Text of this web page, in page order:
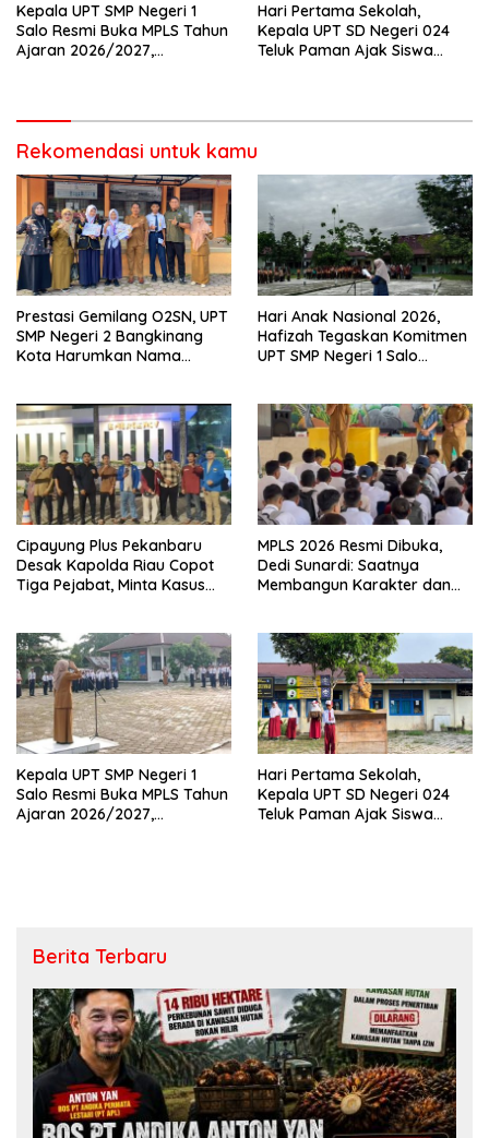
Kepala UPT SMP Negeri 1
Salo Resmi Buka MPLS Tahun
Ajaran 2026/2027,
Hari Pertama Sekolah,
Kepala UPT SD Negeri 024
Teluk Paman Ajak Siswa
Rekomendasi untuk kamu
Prestasi Gemilang O2SN, UPT
SMP Negeri 2 Bangkinang
Kota Harumkan Nama
Hari Anak Nasional 2026,
Hafizah Tegaskan Komitmen
UPT SMP Negeri 1 Salo
Cipayung Plus Pekanbaru
Desak Kapolda Riau Copot
Tiga Pejabat, Minta Kasus
MPLS 2026 Resmi Dibuka,
Dedi Sunardi: Saatnya
Membangun Karakter dan
Kepala UPT SMP Negeri 1
Salo Resmi Buka MPLS Tahun
Ajaran 2026/2027,
Hari Pertama Sekolah,
Kepala UPT SD Negeri 024
Teluk Paman Ajak Siswa
Berita Terbaru